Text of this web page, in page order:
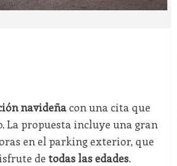
navideñacon una cita que
La propuesta incluye una gran
en el parking exterior, que
de todas las edades.